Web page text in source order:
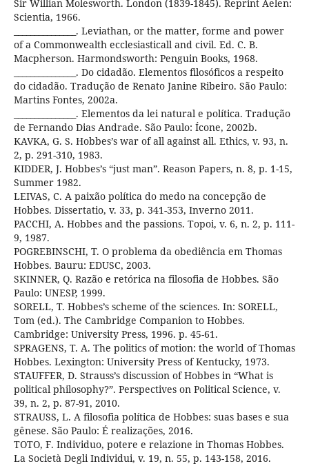
Sir Willian Molesworth. London (1839-1845). Reprint Aelen:
Scientia, 1966.
_______________. Leviathan, or the matter, forme and power
of a Commonwealth ecclesiasticall and civil. Ed. C. B.
Macpherson. Harmondsworth: Penguin Books, 1968.
_______________. Do cidadão. Elementos filosóficos a respeito
do cidadão. Tradução de Renato Janine Ribeiro. São Paulo:
Martins Fontes, 2002a.
_______________. Elementos da lei natural e política. Tradução
de Fernando Dias Andrade. São Paulo: Ícone, 2002b.
KAVKA, G. S. Hobbes’s war of all against all. Ethics, v. 93, n.
2, p. 291-310, 1983.
KIDDER, J. Hobbes’s “just man”. Reason Papers, n. 8, p. 1-15,
Summer 1982.
LEIVAS, C. A paixão política do medo na concepção de
Hobbes. Dissertatio, v. 33, p. 341-353, Inverno 2011.
PACCHI, A. Hobbes and the passions. Topoi, v. 6, n. 2, p. 111-
9, 1987.
POGREBINSCHI, T. O problema da obediência em Thomas
Hobbes. Bauru: EDUSC, 2003.
SKINNER, Q. Razão e retórica na filosofia de Hobbes. São
Paulo: UNESP, 1999.
SORELL, T. Hobbes’s scheme of the sciences. In: SORELL,
Tom (ed.). The Cambridge Companion to Hobbes.
Cambridge: University Press, 1996. p. 45-61.
SPRAGENS, T. A. The politics of motion: the world of Thomas
Hobbes. Lexington: University Press of Kentucky, 1973.
STAUFFER, D. Strauss’s discussion of Hobbes in “What is
political philosophy?”. Perspectives on Political Science, v.
39, n. 2, p. 87-91, 2010.
STRAUSS, L. A filosofia política de Hobbes: suas bases e sua
gênese. São Paulo: É realizações, 2016.
TOTO, F. Individuo, potere e relazione in Thomas Hobbes.
La Società Degli Individui, v. 19, n. 55, p. 143-158, 2016.